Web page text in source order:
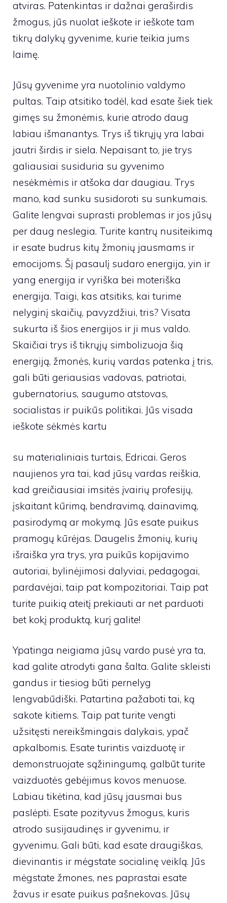
atviras. Patenkintas ir dažnai geraširdis
žmogus, jūs nuolat ieškote ir ieškote tam
tikrų dalykų gyvenime, kurie teikia jums
laimę.
Jūsų gyvenime yra nuotolinio valdymo
pultas. Taip atsitiko todėl, kad esate šiek tiek
gimęs su žmonėmis, kurie atrodo daug
labiau išmanantys. Trys iš tikrųjų yra labai
jautri širdis ir siela. Nepaisant to, jie trys
galiausiai susiduria su gyvenimo
nesėkmėmis ir atšoka dar daugiau. Trys
mano, kad sunku susidoroti su sunkumais.
Galite lengvai suprasti problemas ir jos jūsų
per daug neslegia. Turite kantrų nusiteikimą
ir esate budrus kitų žmonių jausmams ir
emocijoms. Šį pasaulį sudaro energija, yin ir
yang energija ir vyriška bei moteriška
energija. Taigi, kas atsitiks, kai turime
nelyginį skaičių, pavyzdžiui, tris? Visata
sukurta iš šios energijos ir ji mus valdo.
Skaičiai trys iš tikrųjų simbolizuoja šią
energiją, žmonės, kurių vardas patenka į tris,
gali būti geriausias vadovas, patriotai,
gubernatorius, saugumo atstovas,
socialistas ir puikūs politikai. Jūs visada
ieškote sėkmės kartu
su materialiniais turtais, Edricai. Geros
naujienos yra tai, kad jūsų vardas reiškia,
kad greičiausiai imsitės įvairių profesijų,
įskaitant kūrimą, bendravimą, dainavimą,
pasirodymą ar mokymą. Jūs esate puikus
pramogų kūrėjas. Daugelis žmonių, kurių
išraiška yra trys, yra puikūs kopijavimo
autoriai, bylinėjimosi dalyviai, pedagogai,
pardavėjai, taip pat kompozitoriai. Taip pat
turite puikią ateitį prekiauti ar net parduoti
bet kokį produktą, kurį galite!
Ypatinga neigiama jūsų vardo pusė yra ta,
kad galite atrodyti gana šalta. Galite skleisti
gandus ir tiesiog būti pernelyg
lengvabūdiški. Patartina pažaboti tai, ką
sakote kitiems. Taip pat turite vengti
užsitęsti nereikšmingais dalykais, ypač
apkalbomis. Esate turintis vaizduotę ir
demonstruojate sąžiningumą, galbūt turite
vaizduotės gebėjimus kovos menuose.
Labiau tikėtina, kad jūsų jausmai bus
paslėpti. Esate pozityvus žmogus, kuris
atrodo susijaudinęs ir gyvenimu, ir
gyvenimu. Gali būti, kad esate draugiškas,
dievinantis ir mėgstate socialinę veiklą. Jūs
mėgstate žmones, nes paprastai esate
žavus ir esate puikus pašnekovas. Jūsų